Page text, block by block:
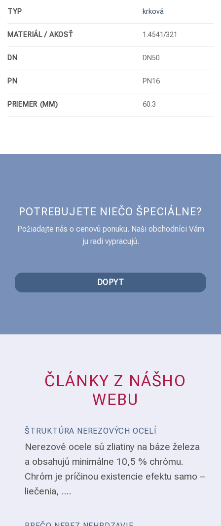
TYP krková
MATERIÁL / AKOSŤ 1.4541/321
DN DN50
PN PN16
PRIEMER (MM) 60.3
POTREBUJETE NIEČO ŠPECIÁLNE?
Požiadajte nás o cenovú ponuku. Naši obchodníci Vám
ju radi vypracujú.
DOPYT
ČLÁNKY Z NÁŠHO
WEBU
ŠTRUKTÚRA NEREZOVÝCH OCELÍ
Nerezové ocele sú zliatiny na báze železa
a obsahujú minimálne 10,5 % chrómu.
Chróm je príčinou existencie efektu samo –
liečenia, ....